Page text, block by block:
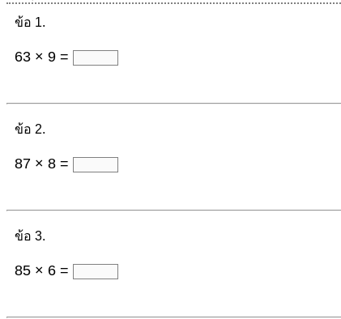
ข้อ 1.
63 × 9 =
ข้อ 2.
87 × 8 =
ข้อ 3.
85 × 6 =